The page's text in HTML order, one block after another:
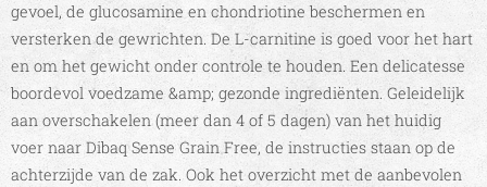
gevoel, de glucosamine en chondriotine beschermen en
versterken de gewrichten. De L-carnitine is goed voor het hart
en om het gewicht onder controle te houden. Een delicatesse
boordevol voedzame &amp; gezonde ingrediënten. Geleidelijk
aan overschakelen (meer dan 4 of 5 dagen) van het huidig
voer naar Dibaq Sense Grain Free, de instructies staan op de
achterzijde van de zak. Ook het overzicht met de aanbevolen